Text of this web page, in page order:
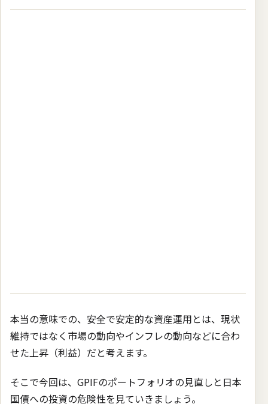
本当の意味での、安全で安定的な資産運用とは、現状
維持ではなく市場の動向やインフレの動向などに合わ
せた上昇（利益）だと考えます。
そこで今回は、GPIFのポートフォリオの見直しと日本
国債への投資の危険性を見ていきましょう。